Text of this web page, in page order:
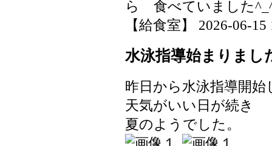
ら 食べていました
【給食室】 2026-06-
水泳指導始まりまし
昨日から水泳指導開始
天気がいい日が続き
夏のようでした。